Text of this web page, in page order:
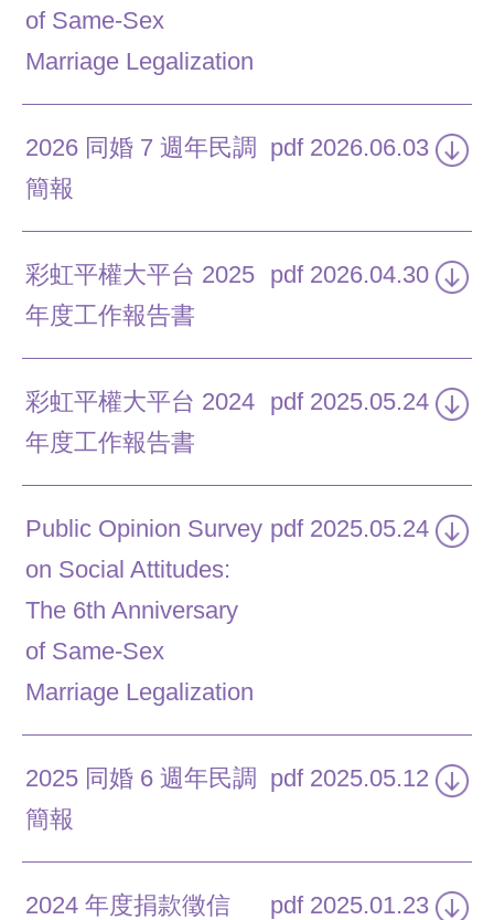
of Same-Sex
Marriage Legalization
2026 同婚 7 週年民調
簡報
pdf 2026.06.03
彩虹平權大平台 2025
年度工作報告書
pdf 2026.04.30
彩虹平權大平台 2024
年度工作報告書
pdf 2025.05.24
Public Opinion Survey
on Social Attitudes:
The 6th Anniversary
of Same-Sex
Marriage Legalization
pdf 2025.05.24
2025 同婚 6 週年民調
簡報
pdf 2025.05.12
2024 年度捐款徵信 pdf 2025.01.23